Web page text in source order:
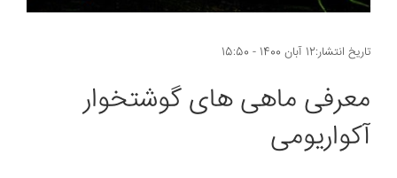
تاریخ انتشار:12 آبان 1400 - 15:50
معرفی ماهی های گوشتخوار
آکواریومی